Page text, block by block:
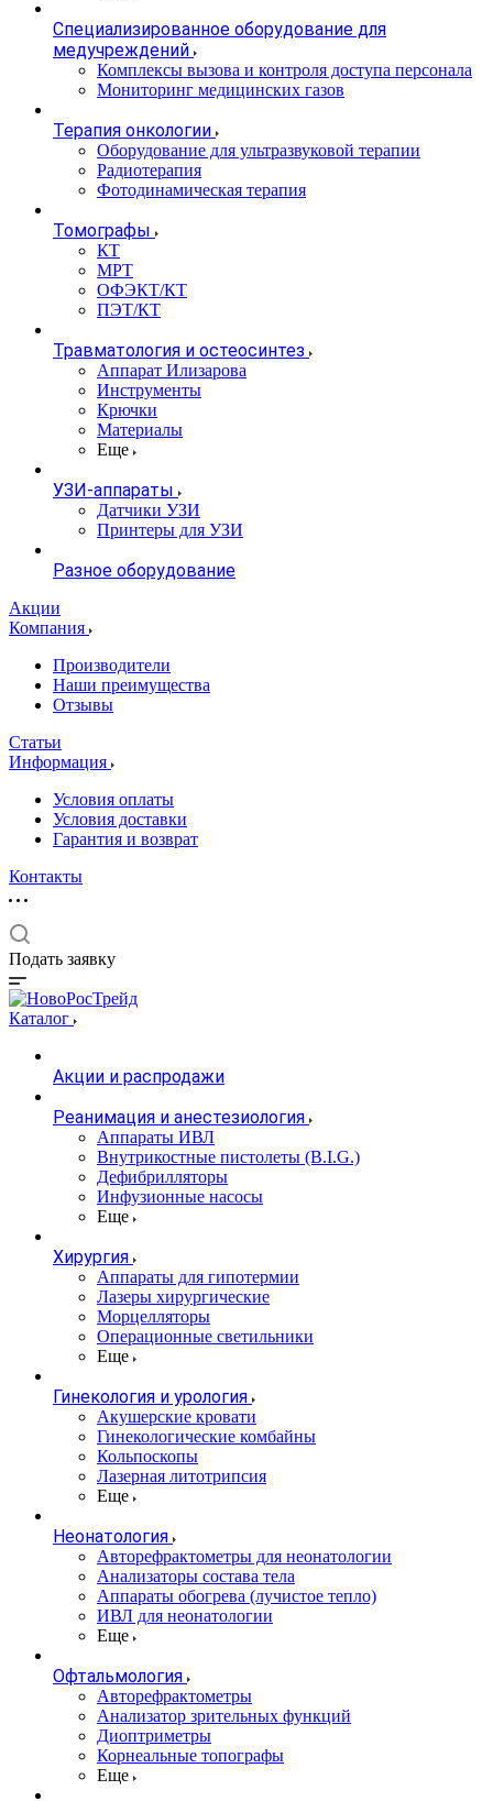
Специализированное оборудование для
медучреждений
Комплексы вызова и контроля доступа персонала
Мониторинг медицинских газов
Терапия онкологии
Оборудование для ультразвуковой терапии
Радиотерапия
Фотодинамическая терапия
Томографы
КТ
МРТ
ОФЭКТ/КТ
ПЭТ/КТ
Травматология и остеосинтез
Аппарат Илизарова
Инструменты
Крючки
Материалы
Еще
УЗИ-аппараты
Датчики УЗИ
Принтеры для УЗИ
Разное оборудование
Акции
Компания
Производители
Наши преимущества
Отзывы
Статьи
Информация
Условия оплаты
Условия доставки
Гарантия и возврат
Контакты
Подать заявку
Каталог
Акции и распродажи
Реанимация и анестезиология
Аппараты ИВЛ
Внутрикостные пистолеты (B.I.G.)
Дефибрилляторы
Инфузионные насосы
Еще
Хирургия
Аппараты для гипотермии
Лазеры хирургические
Морцелляторы
Операционные светильники
Еще
Гинекология и урология
Акушерские кровати
Гинекологические комбайны
Кольпоскопы
Лазерная литотрипсия
Еще
Неонатология
Авторефрактометры для неонатологии
Анализаторы состава тела
Аппараты обогрева (лучистое тепло)
ИВЛ для неонатологии
Еще
Офтальмология
Авторефрактометры
Анализатор зрительных функций
Диоптриметры
Корнеальные топографы
Еще